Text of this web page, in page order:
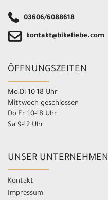
03606/6088618
kontakt@bikeliebe.com
ÖFFNUNGSZEITEN
Mo,Di 10-18 Uhr
Mittwoch geschlossen
Do,Fr 10-18 Uhr
Sa 9-12 Uhr
UNSER UNTERNEHMEN
Kontakt
Impressum